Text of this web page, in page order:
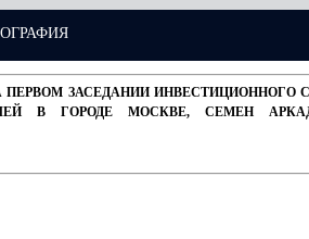
ПЕРВОМ ЗАСЕДАНИИ
В ГОРОДЕ МОСКВЕ, СЕМЕН